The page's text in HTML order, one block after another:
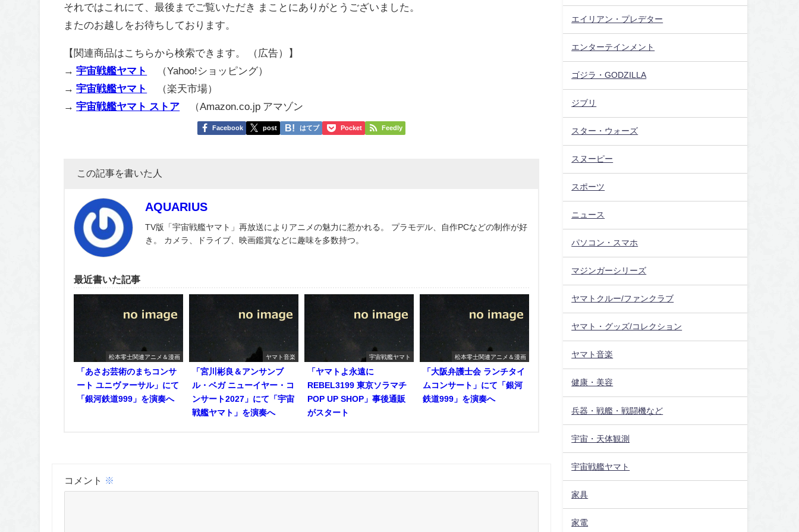
それではこれにて、最後までご覧いただき まことにありがとうございました。
またのお越しをお待ちしております。
【関連商品はこちらから検索できます。 （広告）】
→宇宙戦艦ヤマト
（Yahoo!ショッピング）
→宇宙戦艦ヤマト
（楽天市場）
→宇宙戦艦ヤマト ストア （Amazon.co.jp アマゾン
Facebook post はてブ Pocket Feedly
この記事を書いた人
AQUARIUS
TV版「宇宙戦艦ヤマト」再放送によりアニメの魅力に惹かれる。 プラモデル、自作PCなどの制作が好
き。 カメラ、ドライブ、映画鑑賞などに趣味を多数持つ。
最近書いた記事
松本零士関連アニメ＆漫画
「あさお芸術のまちコンサ
ート ユニヴァーサル」にて
「銀河鉄道999」を演奏へ
ヤマト音楽
「宮川彬良＆アンサンブ
ル・ベガ ニューイヤー・コ
ンサート2027」にて「宇宙
戦艦ヤマト」を演奏へ
宇宙戦艦ヤマト
「ヤマトよ永遠に
REBEL3199 東京ソラマチ
POP UP SHOP」事後通販
がスタート
松本零士関連アニメ＆漫画
「大阪弁護士会 ランチタイ
ムコンサート」にて「銀河
鉄道999」を演奏へ
コメント ※
エイリアン・プレデター
エンターテインメント
ゴジラ・GODZILLA
ジブリ
スター・ウォーズ
スヌーピー
スポーツ
ニュース
パソコン・スマホ
マジンガーシリーズ
ヤマトクルー/ファンクラブ
ヤマト・グッズ/コレクション
ヤマト音楽
健康・美容
兵器・戦艦・戦闘機など
宇宙・天体観測
宇宙戦艦ヤマト
家具
家電